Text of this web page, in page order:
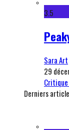
3.5
Sara Art
29
Derniers